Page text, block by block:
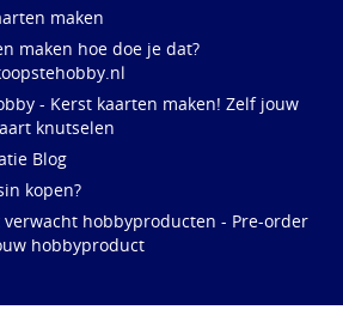
maken
maken hoe doe je dat?
- Kerst kaarten maken! Zelf jouw
knutselen
Blog
kopen?
verwacht hobbyproducten - Pre-order
hobbyproduct